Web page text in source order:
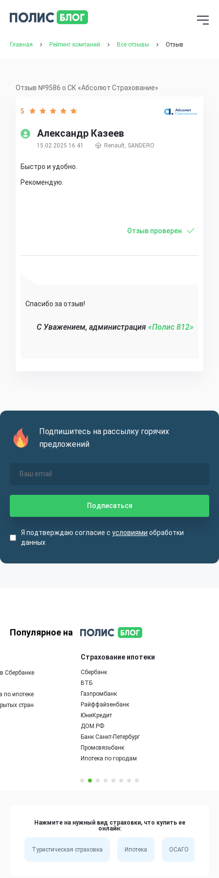
Главная Рейтинг компаний Все отзывы Отзыв
Отзыв №9586 о СК «Абсолют Страхование»
Александр Казеев
5
15.02.2025 16:41 Renault, SANDERO
Быстро и удобно.
Рекомендую.
Отзыв проверен
Спасибо за отзыв!
C Уважением, администрация «Полис 812»‎
Подпишитесь на рассылку горячих
предложений
Я подтверждаю согласие с условиями обработки
данных
Популярное на
Страхование ипотеки
Газпромбанк
Райффайзенбанк
Банк Санкт-Петербург
Промсвязьбанк
Ипотека по городам
Нажмите на нужный вид страховки, что купить ее
онлайн:
Туристическая страховка Ипотека ОСАГО